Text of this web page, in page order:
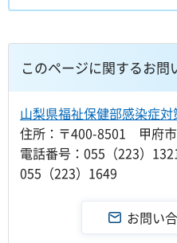
このページに関するお問
山梨県福祉保健部感染症
住所：〒400-8501 甲府
電話番号：055（223）
055（223）1649